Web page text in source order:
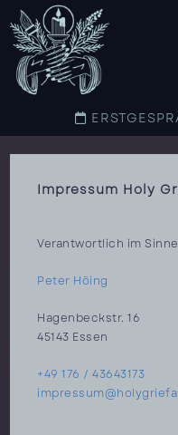
Impressum Holy
Verantwortlich im
Peter Höing
Hagenbeckstr. 16
45143 Essen
+49 176 / 43643173